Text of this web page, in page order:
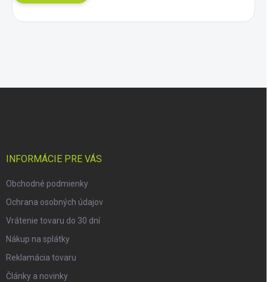
INFORMÁCIE PRE VÁS
Obchodné podmienky
Ochrana osobných údajov
Vrátenie tovaru do 30 dní
Nákup na splátky
Reklamácia tovaru
Články a novinky